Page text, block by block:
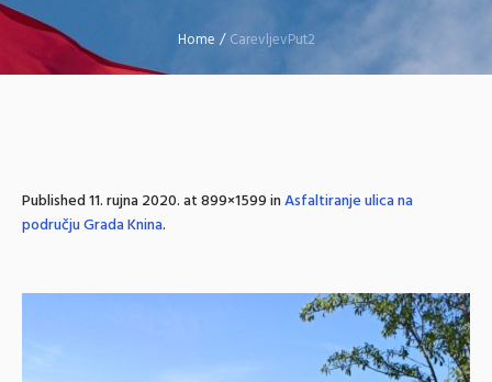
Home /CarevljevPut2
Published11. rujna 2020.at 899×1599 inAsfaltiranje ulica na
području Grada Knina.